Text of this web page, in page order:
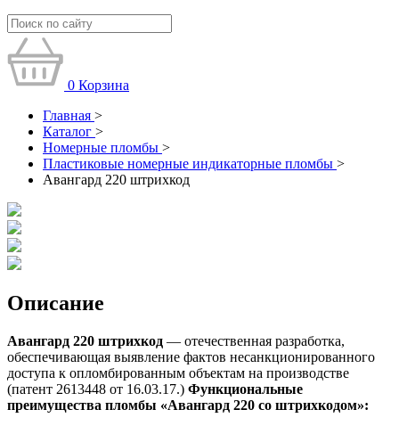
0 Корзина
Главная >
Каталог >
Номерные пломбы >
Пластиковые номерные индикаторные пломбы >
Авангард 220 штрихкод
Описание
Авангард 220 штрихкод — отечественная разработка,
обеспечивающая выявление фактов несанкционированного
доступа к опломбированным объектам на производстве
(патент 2613448 от 16.03.17.) Функциональные
преимущества пломбы «Авангард 220 со штрихкодом»: